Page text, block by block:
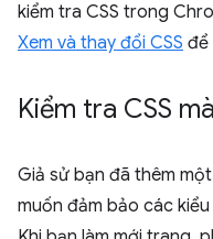
kiểm tra CSS trong
Xem và thay đổi CSS để
Kiểm tra CSS
Giả sử bạn đã thêm
muốn đảm bảo các